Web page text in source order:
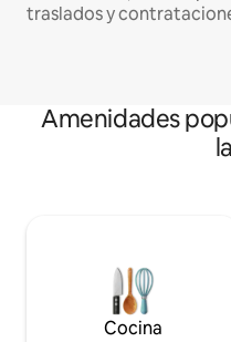
traslados y
Amenidades
Cocina